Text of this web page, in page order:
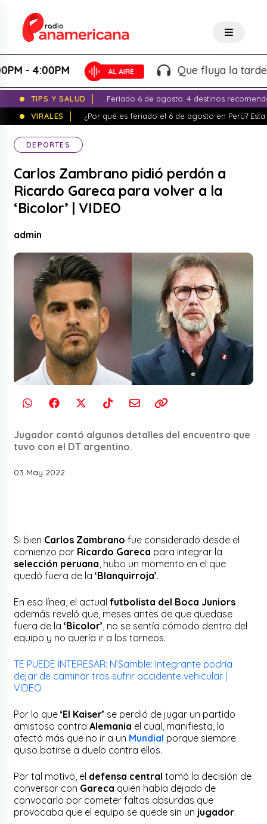
4:00PM Que fluya la tarde! -
TIPS Y SALUD
Feriado 6 de agosto: 4 destinos
VIRALES
¿Por qué es feriado el 6 de agosto en Perú?
DEPORTES
Carlos Zambrano pidió perdón a
Ricardo Gareca para volver a la
‘Bicolor’ | VIDEO
admin
Jugador contó algunos detalles del encuentro que
tuvo con el DT argentino.
03 May 2022
Si bien Carlos Zambrano fue considerado desde el
comienzo por Ricardo Gareca para integrar la
selección peruana , hubo un momento en el que
quedó fuera de la‘Blanquirroja’.
En esa línea, el actualfutbolista del Boca Juniors
además reveló que, meses antes de que quedase
fuera de la‘Bicolor’ , no se sentía cómodo dentro del
equipo y no quería ir a los torneos.
TE PUEDE INTERESAR: N’Samble: Integrante podría
dejar de caminar tras sufrir accidente vehicular |
VIDEO
Por lo que‘El Kaiser’ se perdió de jugar un partido
amistoso contraAlemania el cual, manifiesta, lo
afectó más que no ir a un Mundial porque siempre
quiso batirse a duelo contra ellos.
Por tal motivo, el defensa central tomó la decisión de
conversar con Gareca quien había dejado de
convocarlo por cometer faltas absurdas que
provocaba que el equipo se quede sin un jugador.